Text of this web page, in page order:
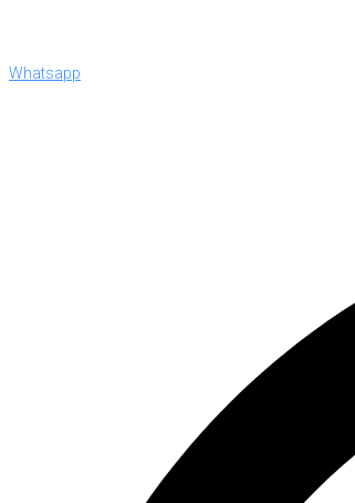
Whatsapp